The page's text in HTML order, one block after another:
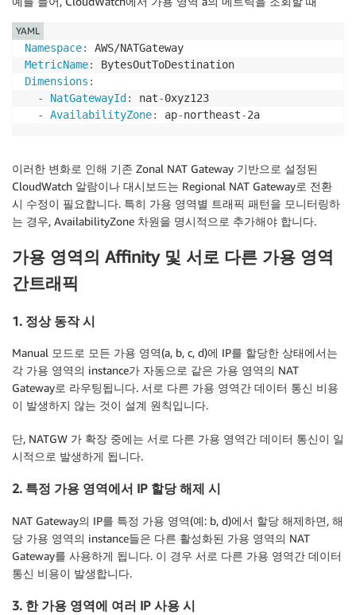
Namespace:
MetricName:
Dimensions :
-
NatGatewayId : nat-0xyz123
-
AvailabilityZone: ap-northeast-2a
YAML
이러한 변화로 인해 기존 Zonal NAT Gateway 기반으로 설정된
CloudWatch 알람이나 대시보드는 Regional NAT Gateway로 전환
시 수정이 필요합니다. 특히 가용 영역별 트래픽 패턴을 모니터링하
는 경우, AvailabilityZone 차원을 명시적으로 추가해야 합니다.
가용 영역의 Affinity 및 서로 다른 가용 영역
간트래픽
1. 정상 동작 시
Manual 모드로 모든 가용 영역(a, b, c, d)에 IP를 할당한 상태에서는
각 가용 영역의 instance가 자동으로 같은 가용 영역의 NAT
Gateway로 라우팅됩니다. 서로 다른 가용 영역간 데이터 통신 비용
이 발생하지 않는 것이 설계 원칙입니다.
단, NATGW 가 확장 중에는 서로 다른 가용 영역간 데이터 통신이 일
시적으로 발생하게 됩니다.
2. 특정 가용 영역에서 IP 할당 해제 시
NAT Gateway의 IP를 특정 가용 영역(예: b, d)에서 할당 해제하면, 해
당 가용 영역의 instance들은 다른 활성화된 가용 영역의 NAT
Gateway를 사용하게 됩니다. 이 경우 서로 다른 가용 영역간 데이터
통신 비용이 발생합니다.
3. 한 가용 영역에 여러 IP 사용 시